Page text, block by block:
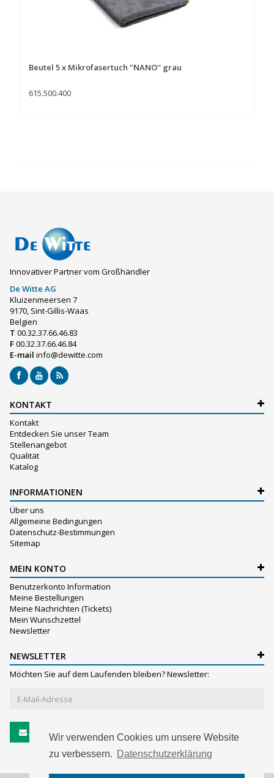
Wir verwenden Cookies um unsere Website
zu verbessern. Datenschutzerklärung
Beutel 5 x Mikrofasertuch "NANO'' grau
615.500.400
Innovativer Partner vom Großhändler
De Witte AG
Kluizenmeersen 7
9170, Sint-Gillis-Waas
Belgien
T 00.32.37.66.46.83
F00.32.37.66.46.84
E-mail info@dewitte.com
KONTAKT
Kontakt
Entdecken Sie unser Team
Stellenangebot
Qualität
Katalog
INFORMATIONEN
Über uns
Allgemeine Bedingungen
Datenschutz-Bestimmungen
Sitemap
MEIN KONTO
Benutzerkonto Information
Meine Bestellungen
Meine Nachrichten (Tickets)
Mein Wunschzettel
Newsletter
NEWSLETTER
Möchten Sie auf dem Laufenden bleiben? Newsletter:
Abonnieren